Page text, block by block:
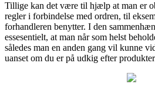
Tillige kan det være til hjælp at man er
regler i forbindelse med ordren, til
forhandleren benytter. I den
essesentielt, at man når som helst
således man en anden gang vil kunne
uanset om du er på udkig efter